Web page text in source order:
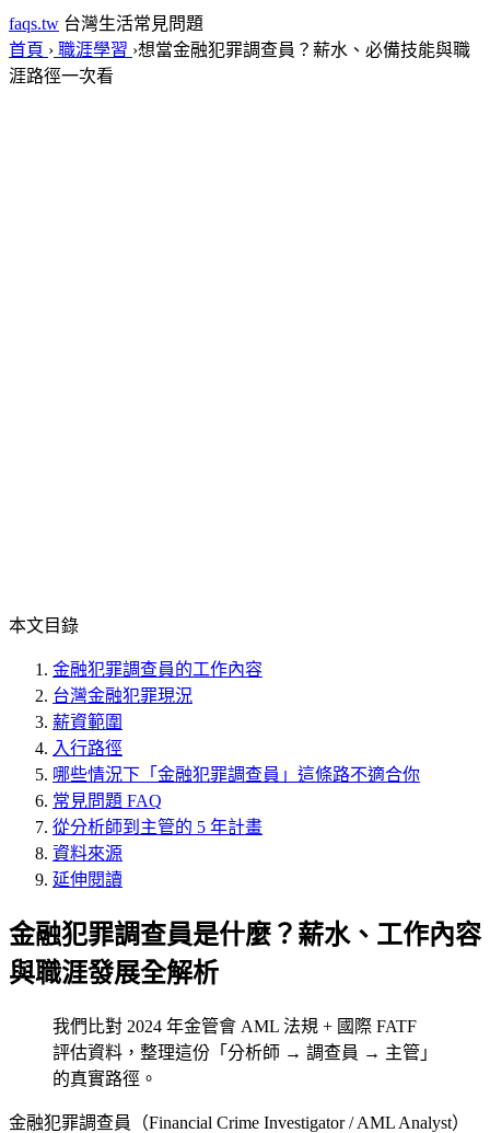
faqs.tw 台灣生活常見問題
首頁 › 職涯學習 ›想當金融犯罪調查員？薪水、必備技能與職
涯路徑一次看
本文目錄
金融犯罪調查員的工作內容
台灣金融犯罪現況
薪資範圍
入行路徑
哪些情況下「金融犯罪調查員」這條路不適合你
常見問題 FAQ
從分析師到主管的 5 年計畫
資料來源
延伸閱讀
金融犯罪調查員是什麼？薪水、工作內容
與職涯發展全解析
我們比對 2024 年金管會 AML 法規 + 國際 FATF
評估資料，整理這份「分析師 → 調查員 → 主管」
的真實路徑。
金融犯罪調查員（Financial Crime Investigator / AML Analyst）